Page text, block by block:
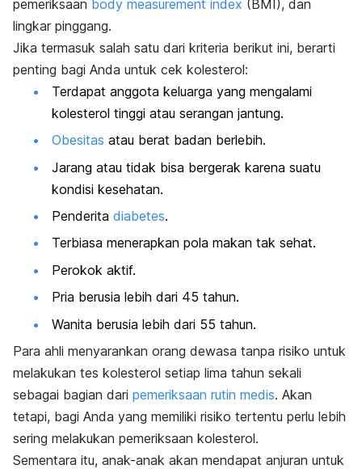
pemeriksaan body measurement index (BMI), dan
lingkar pinggang.
Jika termasuk salah satu dari kriteria berikut ini, berarti
penting bagi Anda untuk cek kolesterol:
Terdapat anggota keluarga yang mengalami
kolesterol tinggi atau serangan jantung.
Obesitas atau berat badan berlebih.
Jarang atau tidak bisa bergerak karena suatu
kondisi kesehatan.
Penderita diabetes.
Terbiasa menerapkan pola makan tak sehat.
Perokok aktif.
Pria berusia lebih dari 45 tahun.
Wanita berusia lebih dari 55 tahun.
Para ahli menyarankan orang dewasa tanpa risiko untuk
melakukan tes kolesterol setiap lima tahun sekali
sebagai bagian dari pemeriksaan rutin medis. Akan
tetapi, bagi Anda yang memiliki risiko tertentu perlu lebih
sering melakukan pemeriksaan kolesterol.
Sementara itu, anak-anak akan mendapat anjuran untuk